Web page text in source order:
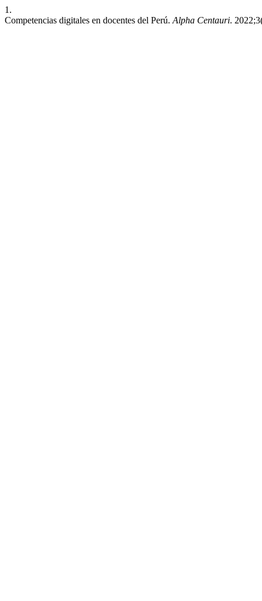
1.
Competencias digitales en docentes del Perú. Alpha Centauri.